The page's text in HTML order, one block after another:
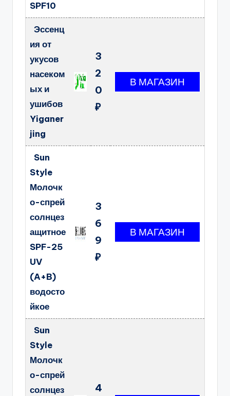
SPF10
Эссенц
ия от
укусов
насеком
ых и
ушибов
Yiganer
jing
3
2
0
₽
Sun
Style
Молочк
о-спрей
солнцез
ащитное
SPF-25
UV
(A+B)
водосто
йкое
3
6
9
₽
Sun
Style
Молочк
о-спрей
солнцез
4